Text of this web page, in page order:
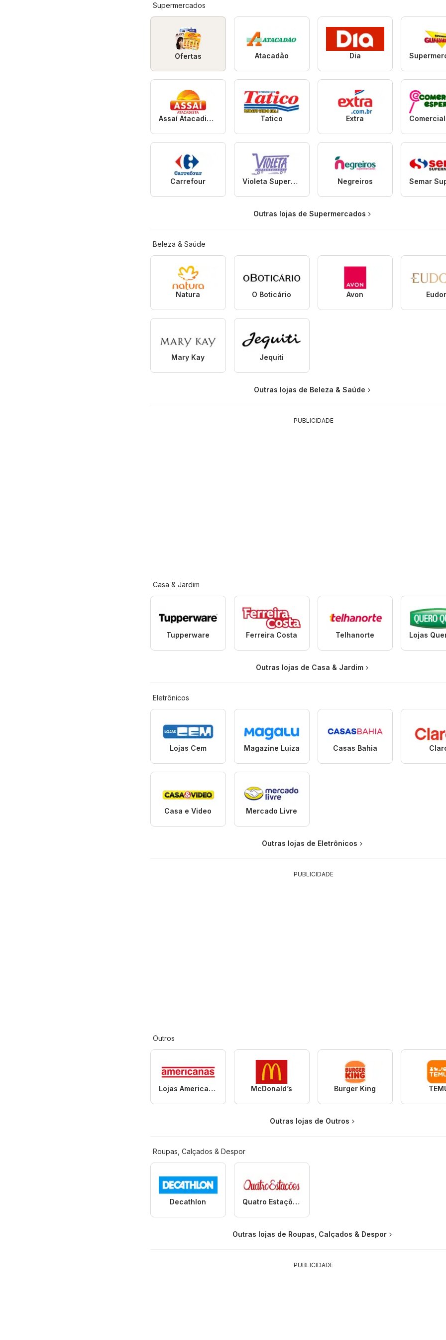
Supermercados
Ofertas Atacadão Dia
Assaí Atacadista Tatico Extra
Carrefour Violeta Supermercados Negreiros
Outras lojas de Supermercados
Beleza & Saúde
Natura O Boticário Avon
Mary Kay Jequiti
Outras lojas de Beleza & Saúde
PUBLICIDADE
Casa & Jardim
Tupperware Ferreira Costa Telhanorte
Outras lojas de Casa & Jardim
Eletrônicos
Lojas Cem Magazine Luiza Casas Bahia
Casa e Video Mercado Livre
Outras lojas de Eletrônicos
PUBLICIDADE
Outros
Lojas Americanas McDonald’s Burger King
Outras lojas de Outros
Roupas, Calçados & Despor
Decathlon Quatro Estações
Outras lojas de Roupas, Calçados & Despor
PUBLICIDADE